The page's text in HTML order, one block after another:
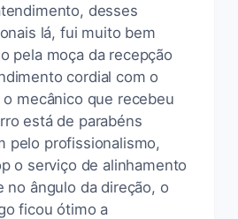
desses
lá, fui muito bem
pela moça da recepção
cordial com o
mecânico que recebeu
está de parabéns
pelo profissionalismo,
o serviço de alinhamento
no ângulo da direção, o
ficou ótimo a